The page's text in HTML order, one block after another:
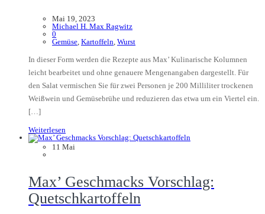
Mai 19, 2023
Michael H. Max Ragwitz
0
Gemüse Kartoffeln Wurst
In dieser Form werden die Rezepte aus Max’ Kulinarische Kolumnen
leicht bearbeitet und ohne genauere Mengenangaben dargestellt. Für
den Salat vermischen Sie für zwei Personen je 200 Milliliter trockenen
Weißwein und Gemüsebrühe und reduzieren das etwa um ein Viertel ein.
[…]
Weiterlesen
11 Mai
Max’ Geschmacks Vorschlag:
Quetschkartoffeln